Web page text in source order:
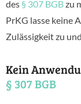
des § 307 BGBzu
PrKG lasse keine
Zulässigkeit zu
Kein
§ 307 BGB